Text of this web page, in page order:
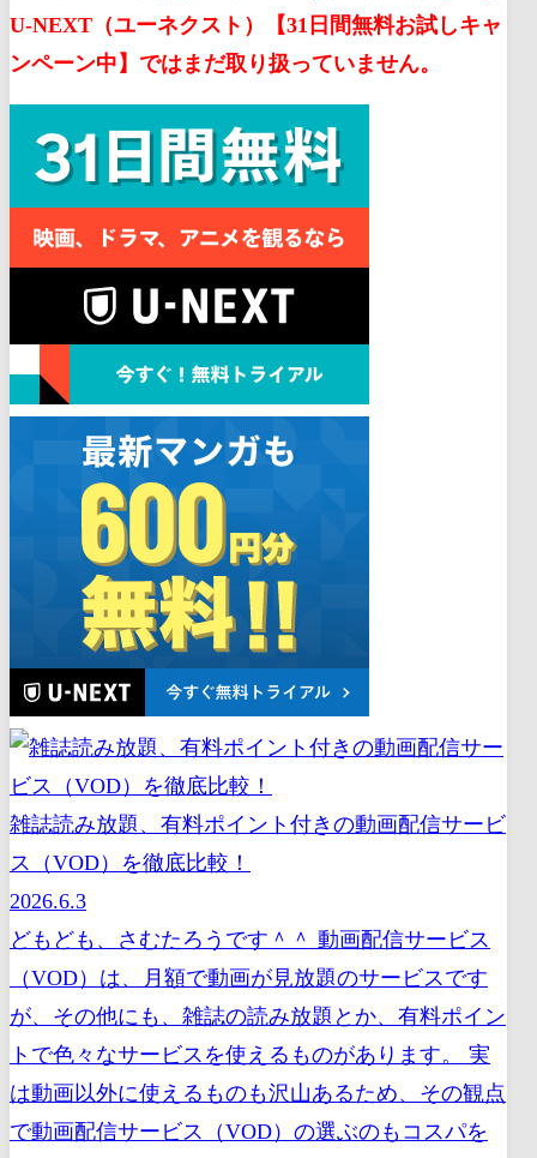
U-NEXT（ユーネクスト）【31日間無料お試しキャ
ンペーン中】ではまだ取り扱っていません。
雑誌読み放題、有料ポイント付きの動画配信サービ
ス（VOD）を徹底比較！
2026.6.3
どもども、さむたろうです＾＾ 動画配信サービス
（VOD）は、月額で動画が見放題のサービスです
が、その他にも、雑誌の読み放題とか、有料ポイン
トで色々なサービスを使えるものがあります。 実
は動画以外に使えるものも沢山あるため、その観点
で動画配信サービス（VOD）の選ぶのもコスパを